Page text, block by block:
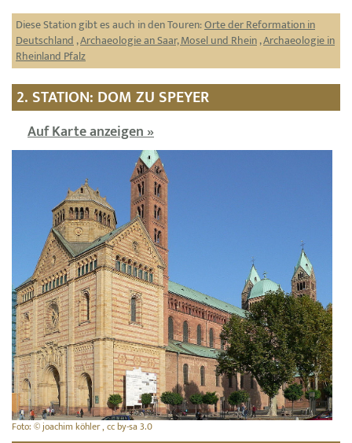
Diese Station gibt es auch in den Touren:Orte der Reformation in
Deutschland ,Archaeologie an Saar, Mosel und Rhein,Archaeologie in
Rheinland Pfalz
2. STATION: DOM ZU SPEYER
Auf Karte anzeigen »
Foto: © joachim köhler , cc by-sa 3.0